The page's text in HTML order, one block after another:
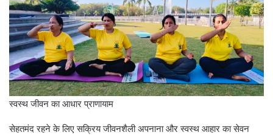
स्वस्थ जीवन का आधार प्राणायाम
सेहतमंद रहने के लिए सक्रिय जीवनशैली अपनाना और स्वस्थ आहार का सेवन